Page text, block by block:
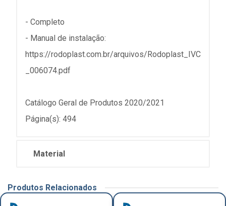
- Completo
- Manual de instalação:
https://rodoplast.com.br/arquivos/Rodoplast_IVC
_006074.pdf
Catálogo Geral de Produtos 2020/2021
Página(s): 494
Material
Produtos Relacionados